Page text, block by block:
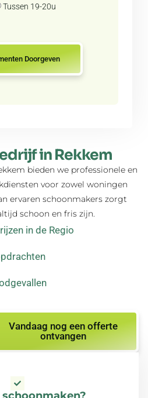
Tussen 19-20u
Doorgeven
in Rekkem
bieden we professionele en
voor zowel woningen
ervaren schoonmakers zorgt
schoon en fris zijn.
in de Regio
Vandaag nog een offerte
ontvangen